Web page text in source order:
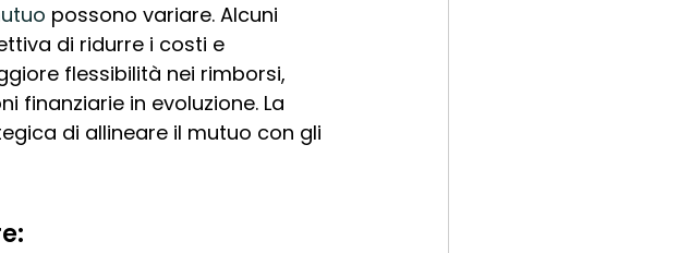
possono variare. Alcuni
di ridurre i costi e
flessibilità nei rimborsi,
finanziarie in evoluzione. La
di allineare il mutuo con gli